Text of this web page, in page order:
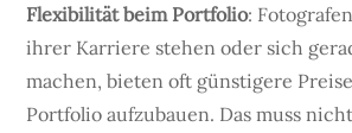
Flexibilität beim Portfolio:
ihrer Karriere stehen oder sich
machen, bieten oft günstigere
Portfolio aufzubauen. Das muss